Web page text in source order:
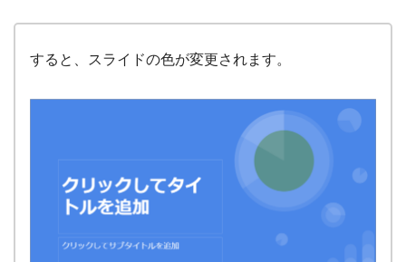
すると、スライドの色が変更されます。